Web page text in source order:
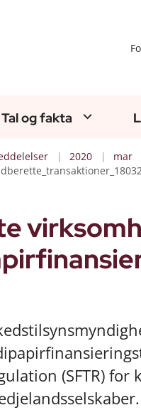
Tal og fakta
2020
mar
(SFTR)